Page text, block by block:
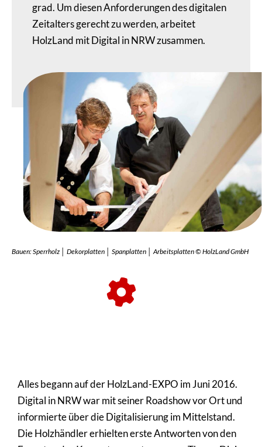
grad. Um diesen Anfor­de­rungen des digitalen
Zeit­al­ters gerecht zu werden, arbeitet
HolzLand mit Digital in NRW zusammen.
Bauen: Sperrholz │ Dekorplatten │ Spanplatten │ Arbeitsplatten © HolzLand GmbH
Alles begann auf der HolzLand-EXPO im Juni 2016.
Digital in NRW war mit seiner Roadshow vor Ort und
infor­mierte über die Digi­ta­li­sie­rung im Mittel­stand.
Die Holz­händler erhielten erste Antworten von den